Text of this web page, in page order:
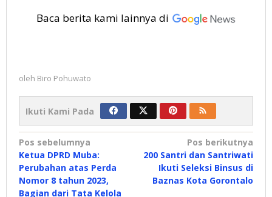
Baca berita kami lainnya di
oleh Biro Pohuwato
Ikuti Kami Pada
Navigasi
pos
Pos sebelumnya
Ketua DPRD Muba:
Perubahan atas Perda
Nomor 8 tahun 2023,
Bagian dari Tata Kelola
Pos berikutnya
200 Santri dan Santriwati
Ikuti Seleksi Binsus di
Baznas Kota Gorontalo